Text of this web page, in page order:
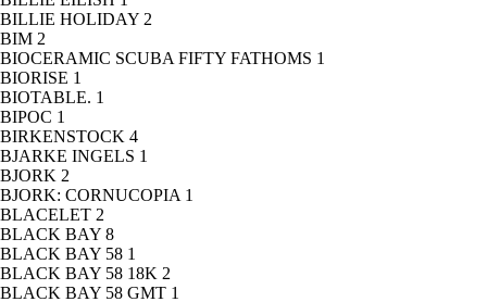
BILLIE HOLIDAY 2
BIM 2
BIOCERAMIC SCUBA FIFTY FATHOMS 1
BIORISE 1
BIOTABLE. 1
BIPOC 1
BIRKENSTOCK 4
BJARKE INGELS 1
BJORK 2
BJORK: CORNUCOPIA 1
BLACELET 2
BLACK BAY 8
BLACK BAY 58 1
BLACK BAY 58 18K 2
BLACK BAY 58 GMT 1